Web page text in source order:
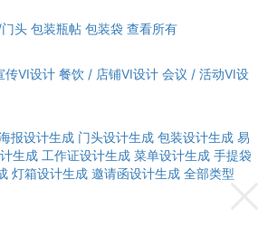
头 包装瓶帖 包装袋 查看所有
传VI设计 餐饮 / 店铺VI设计 会议 / 活动VI设
报设计生成 门头设计生成 包装设计生成 易
生成 工作证设计生成 菜单设计生成 手提袋
灯箱设计生成 邀请函设计生成 全部类型